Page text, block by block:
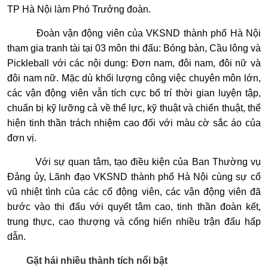
TP Hà Nội làm Phó Trưởng đoàn.
Đoàn vận động viên của VKSND thành phố Hà Nội
tham gia tranh tài tại 03 môn thi đấu: Bóng bàn, Cầu lông và
Pickleball với các nội dung: Đơn nam, đôi nam, đôi nữ và
đôi nam nữ. Mặc dù khối lượng công việc chuyên môn lớn,
các vận động viên vẫn tích cực bố trí thời gian luyện tập,
chuẩn bị kỹ lưỡng cả về thể lực, kỹ thuật và chiến thuật, thể
hiện tinh thần trách nhiệm cao đối với màu cờ sắc áo của
đơn vị.
Với sự quan tâm, tạo điều kiện của Ban Thường vụ
Đảng ủy, Lãnh đạo VKSND thành phố Hà Nội cùng sự cổ
vũ nhiệt tình của các cổ động viên, các vận động viên đã
bước vào thi đấu với quyết tâm cao, tinh thần đoàn kết,
trung thực, cao thượng và cống hiến nhiều trận đấu hấp
dẫn.
Gặt hái nhiều thành tích nổi bật